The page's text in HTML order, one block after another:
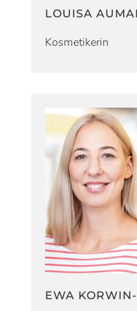
LOUISA
Kosmetikerin
EWA